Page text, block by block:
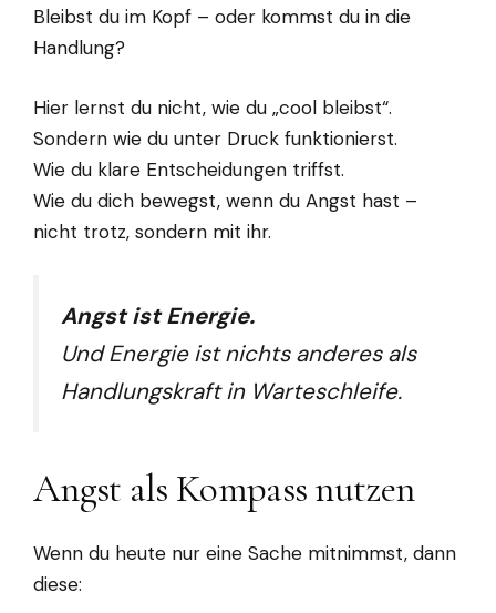
Bleibst du im Kopf – oder kommst du in die
Handlung?
Hier lernst du nicht, wie du „cool bleibst“.
Sondern wie du unter Druck funktionierst.
Wie du klare Entscheidungen triffst.
Wie du dich bewegst, wenn du Angst hast –
nicht trotz, sondern mit ihr.
Angst ist Energie.
Und Energie ist nichts anderes als
Handlungskraft in Warteschleife.
Angst als Kompass nutzen
Wenn du heute nur eine Sache mitnimmst, dann
diese: